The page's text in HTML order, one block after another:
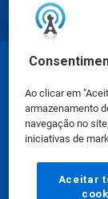
Ao clicar em
armazenamento
navegação no
iniciativas de
Aceitar
Fichas de
Químicos|